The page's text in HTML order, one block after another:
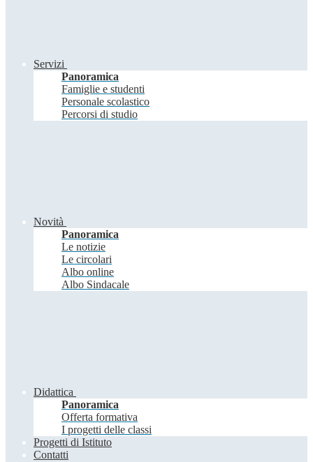
Servizi
Panoramica
Famiglie e studenti
Personale scolastico
Percorsi di studio
Novità
Panoramica
Le notizie
Le circolari
Albo online
Albo Sindacale
Didattica
Panoramica
Offerta formativa
I progetti delle classi
Progetti di Istituto
Contatti